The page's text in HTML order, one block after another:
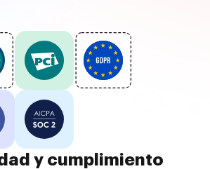
y cumplimiento